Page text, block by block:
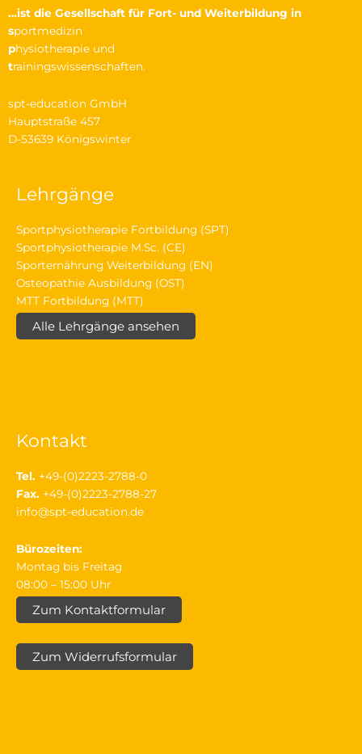
…ist die Gesellschaft für Fort- und Weiterbildung in
sportmedizin
physiotherapie und
trainingswissenschaften.
spt-education GmbH
Hauptstraße 457
D-53639 Königswinter
Lehrgänge
Sportphysiotherapie Fortbildung (SPT)
Sportphysiotherapie M.Sc. (CE)
Sporternährung Weiterbildung (EN)
Osteopathie Ausbildung (OST)
MTT Fortbildung (MTT)
Alle Lehrgänge ansehen
Kontakt
Tel. +49-(0)2223-2788-0
Fax. +49-(0)2223-2788-27
info@spt-education.de
Bürozeiten:
Montag bis Freitag
08:00 – 15:00 Uhr
Zum Kontaktformular
Zum Widerrufsformular